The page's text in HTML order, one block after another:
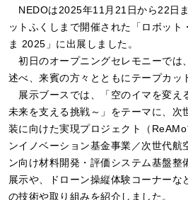
NEDOは2025年11月21日から22日
ットふくしまで開催された「ロボット
ま 2025」に出展しました。
初日のオープニングセレモニーでは
述べ、来賓の方々とともにテープカッ
展示ブースでは、「空のイマを変え
未来を支える挑戦～」をテーマに、次
装に向けた実現プロジェクト（
ンイノベーション基金事業／次世代航
ン向け材料開発・評価システム基盤整
展示や、ドローン操縦体験コーナーな
の技術や取り組みを紹介しました。